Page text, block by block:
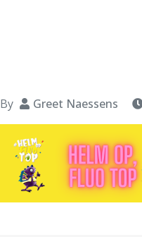
By Greet Naessens